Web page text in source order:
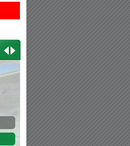
0 3
Bursaspor - Sepahan
Hazırlık Maçı